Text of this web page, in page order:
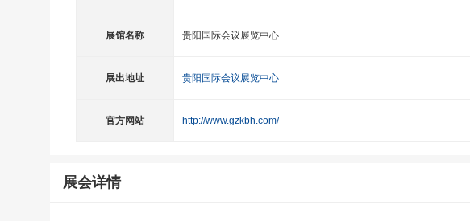
展馆名称 贵阳国际会议展览中心
展出地址 贵阳国际会议展览中心
官方网站 http://www.gzkbh.com/
展会详情